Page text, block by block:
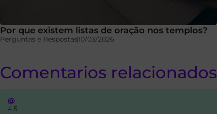
Por que existem listas de oração nos templos?
Perguntas e Respostas10/03/2026
Comentarios relacionados
@
4.5